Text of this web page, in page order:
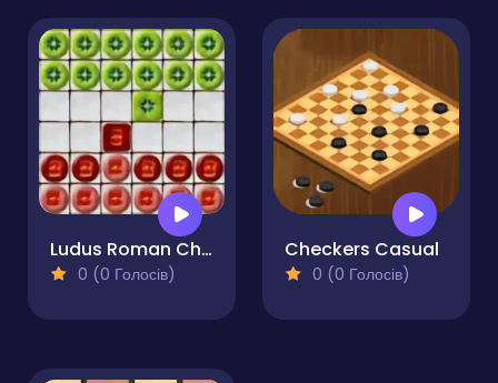
Ludus Roman Checkers
0 (0 Голосів)
Checkers Casual
0 (0 Голосів)